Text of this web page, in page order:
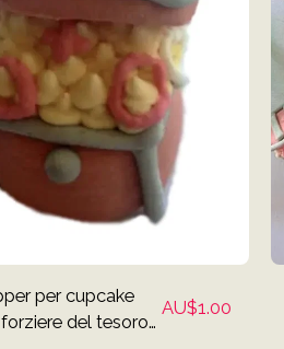
per cupcake
del tesoro
AU$1.00